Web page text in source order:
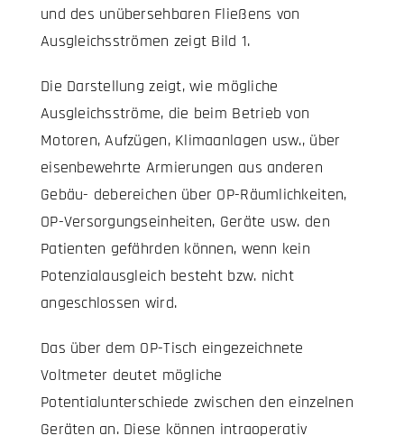
und des unübersehbaren Fließens von
Ausgleichsströmen zeigt Bild 1.
Die Darstellung zeigt, wie mögliche
Ausgleichsströme, die beim Betrieb von
Motoren, Aufzügen, Klimaanlagen usw., über
eisenbewehrte Armierungen aus anderen
Gebäu- debereichen über OP-Räumlichkeiten,
OP-Versorgungseinheiten, Geräte usw. den
Patienten gefährden können, wenn kein
Potenzialausgleich besteht bzw. nicht
angeschlossen wird.
Das über dem OP-Tisch eingezeichnete
Voltmeter deutet mögliche
Potentialunterschiede zwischen den einzelnen
Geräten an. Diese können intraoperativ